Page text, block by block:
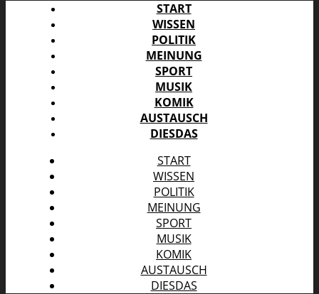
START
WISSEN
POLITIK
MEINUNG
SPORT
MUSIK
KOMIK
AUSTAUSCH
DIESDAS
START
WISSEN
POLITIK
MEINUNG
SPORT
MUSIK
KOMIK
AUSTAUSCH
DIESDAS